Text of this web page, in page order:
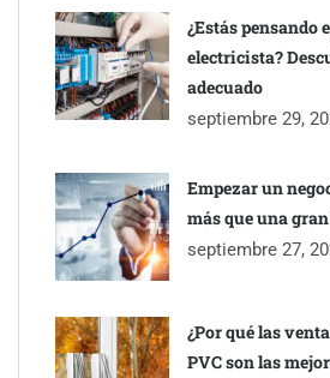
Jumpstart: EE.UU. redefine la
¿Estás pensando
electricista?
adecuado
septiembre 29,
Empezar un
más que una
septiembre 27,
¿Por qué las
PVC son las